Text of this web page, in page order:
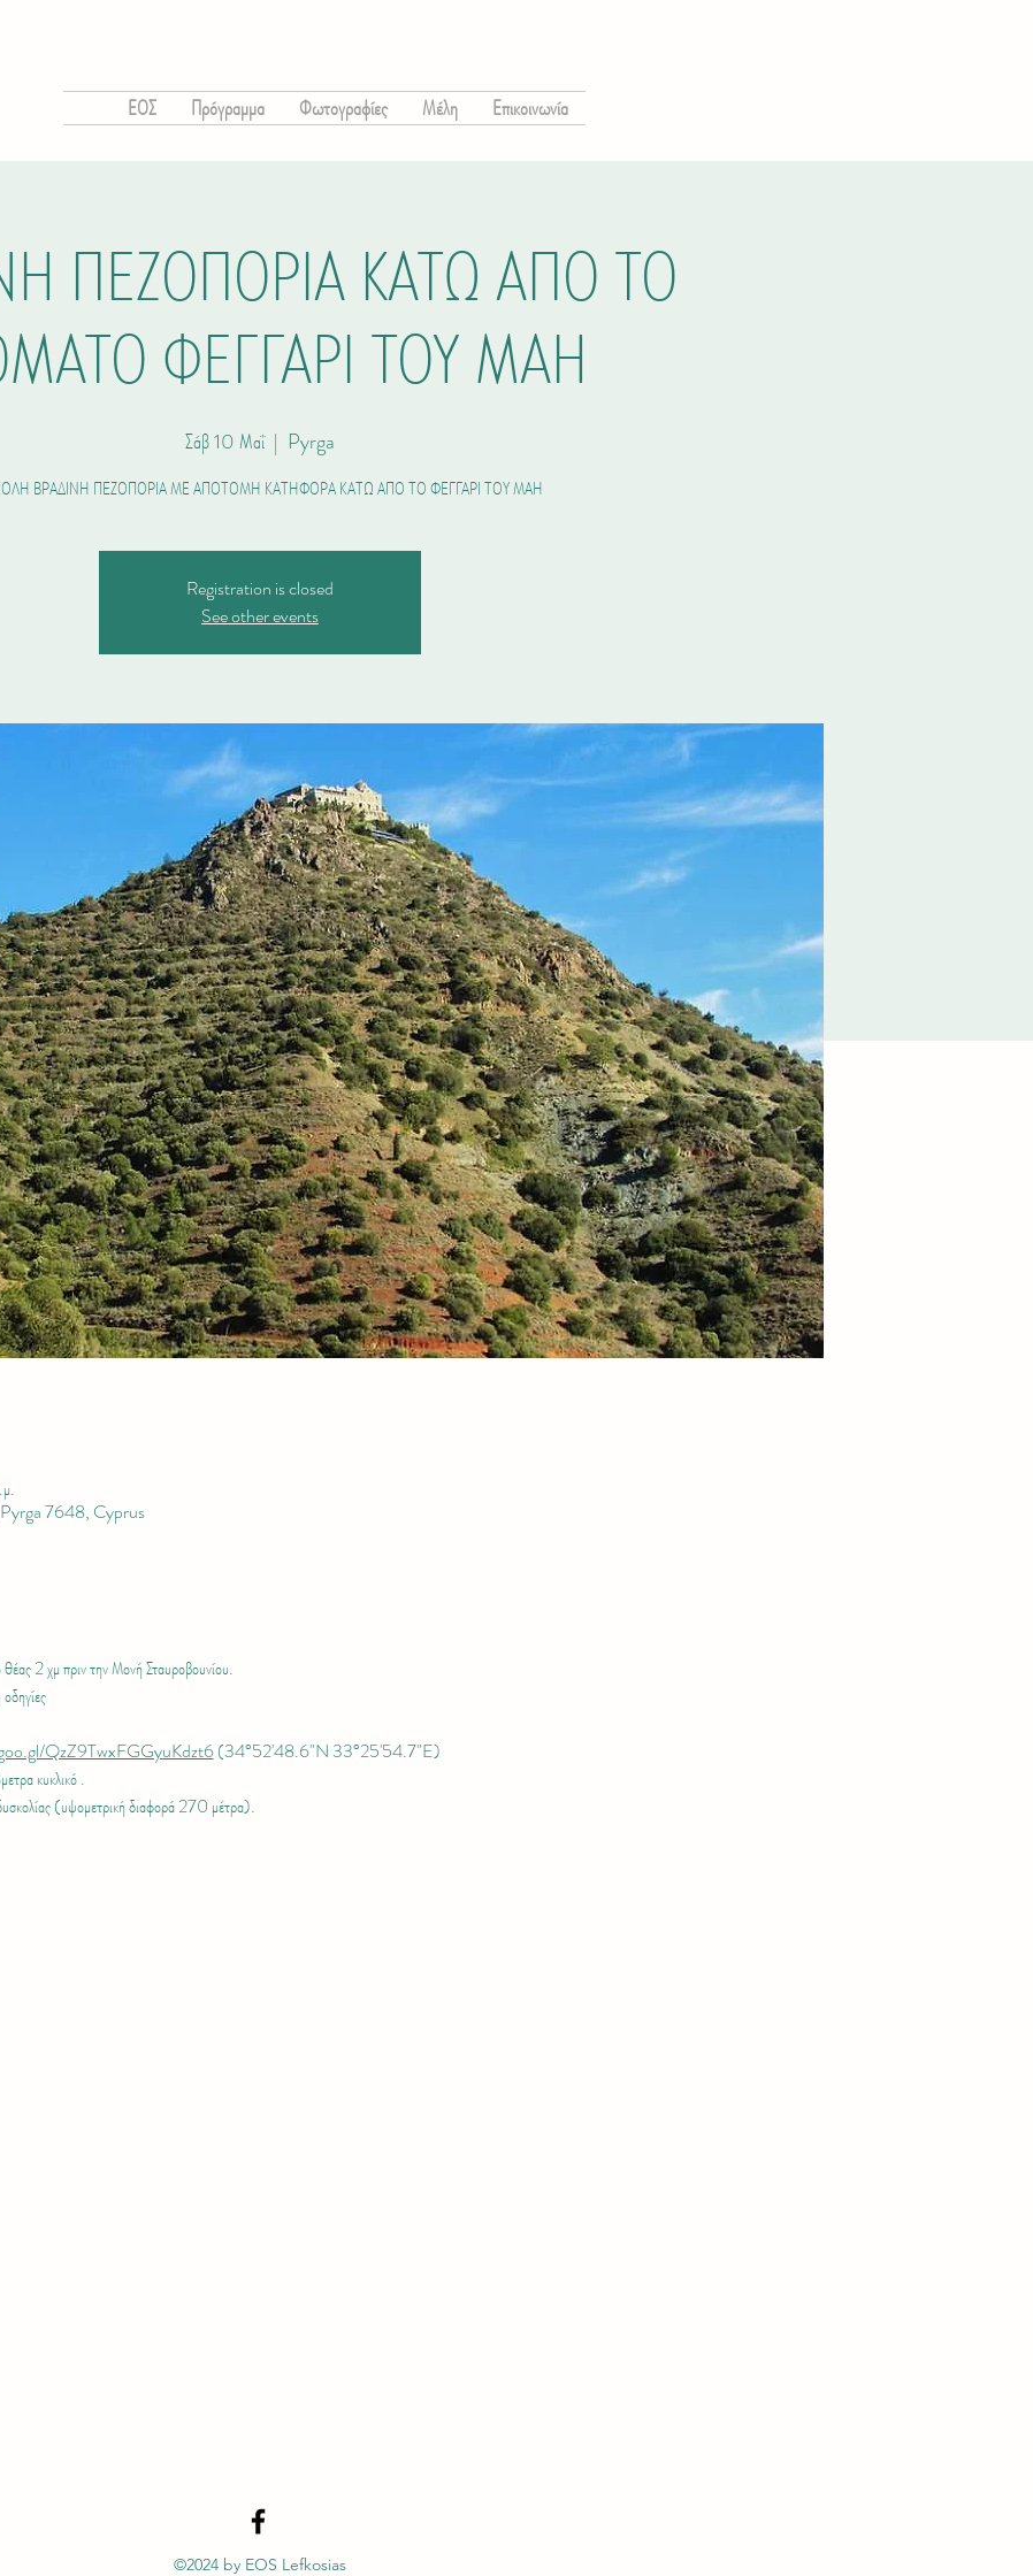
ΕΟΣ Πρόγραμμα Φωτογραφίες Μέλη Επικοινωνία
ΠΕΖΟΠΟΡΙΑ ΚΑΤΩ ΑΠΟ ΤΟ
ΦΕΓΓΑΡΙ ΤΟΥ ΜΑΗ
Σάβ 10 Μαΐ
  |
Pyrga
ΒΡΑΔΙΝΗ ΠΕΖΟΠΟΡΙΑ ΜΕ ΑΠΟΤΟΜΗ ΚΑΤΗΦΟΡΑ ΚΑΤΩ ΑΠΟ ΤΟ ΦΕΓΓΑΡΙ ΤΟΥ ΜΑΗ
Registration is closed
See other events
7648, Cyprus
2 χμ πριν την Μονή Σταυροβουνίου.
QzZ9TwxFGGyuKdzt6 (34°52'48.6"N 33°25'54.7"E)
κυκλικό .
(υψομετρική διαφορά 270 μέτρα).
©2024 by EOS Lefkosias